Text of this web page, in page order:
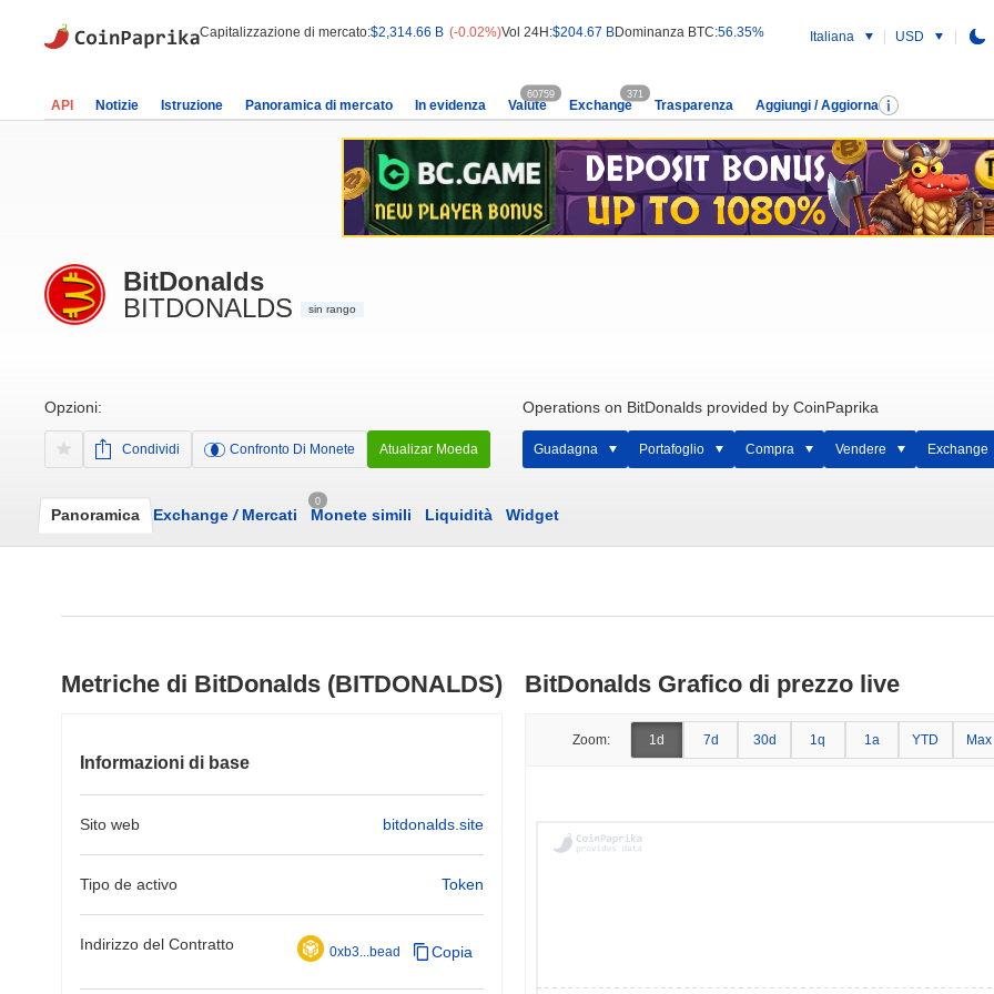
Capitalizzazione di mercato:$2,314.66 B (-0.02%)Vol 24H:$204.67 BDominanza BTC:56.35% Italiana USD
API Notizie Istruzione Panoramica di mercato In evidenza Valute
60759
Exchange
371
Trasparenza Aggiungi / Aggiorna
BitDonalds
BITDONALDS
sin rango
Opzioni:
Condividi Confronto Di Monete Atualizar Moeda
Operations on BitDonalds provided by CoinPaprika
Guadagna Portafoglio Compra Vendere Exchange
Panoramica Exchange /Mercati
0
Monete simili Liquidità Widget
Metriche di BitDonalds (BITDONALDS)
Informazioni di base
Sito web bitdonalds.site
Tipo de activo Token
Indirizzo del Contratto 0xb3...bead Copia
BitDonalds Grafico di prezzo live
Zoom: 1d 7d 30d 1q 1a YTD Max